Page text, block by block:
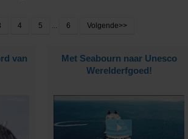
4 5 6 Volgende>>
van
Met Seabourn naar Unesco
Werelderfgoed!